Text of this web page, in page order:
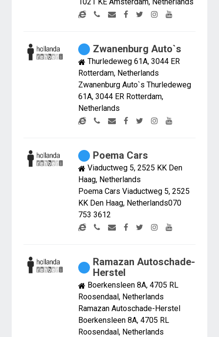
Zwanenburg Auto`s
Thurledeweg 61A, 3044 ER
Rotterdam, Netherlands
Zwanenburg Auto`s Thurledeweg
61A, 3044 ER Rotterdam,
Netherlands
Poema Cars
Viaductweg 5, 2525 KK Den
Haag, Netherlands
Poema Cars Viaductweg 5, 2525
KK Den Haag, Netherlands070
753 3612
Ramazan Autoschade-
Herstel
Boerkensleen 8A, 4705 RL
Roosendaal, Netherlands
Ramazan Autoschade-Herstel
Boerkensleen 8A, 4705 RL
Roosendaal, Netherlands